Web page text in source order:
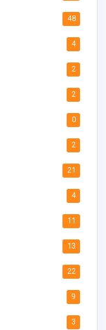
48
4
2
2
0
2
21
4
11
13
22
9
3